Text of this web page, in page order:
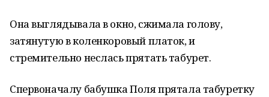
Она выглядывала в окно, сжимала голову,
затянутую в коленкоровый платок, и
стремительно неслась прятать табурет.
Спервоначалу бабушка Поля прятала табуретку